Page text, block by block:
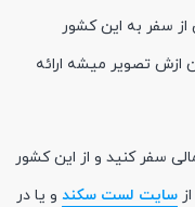
از سفر به این کشور
ازش تصویر میشه ارائه
سفر کنید و از این کشور
سایت لست سکند و یا در